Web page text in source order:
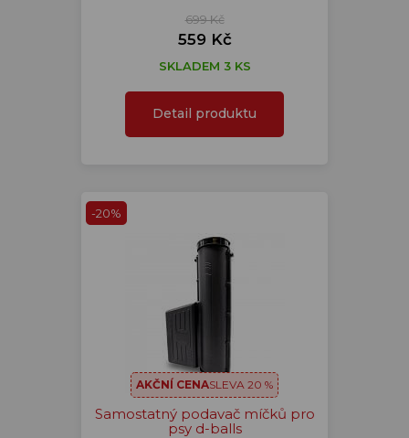
699 Kč
559 Kč
SKLADEM 3 KS
Detail produktu
-20%
AKČNÍ CENASLEVA 20 %
Samostatný podavač míčků pro
psy d-balls